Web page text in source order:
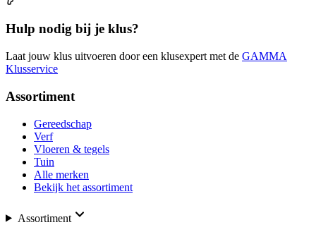
Hulp nodig bij je klus?
Laat jouw klus uitvoeren door een klusexpert met de GAMMA
Klusservice
Assortiment
Gereedschap
Verf
Vloeren & tegels
Tuin
Alle merken
Bekijk het assortiment
Assortiment